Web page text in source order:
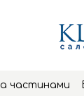
частинами